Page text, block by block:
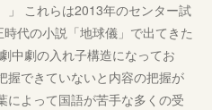
」 これらは2013年のセンター試
代の小説「地球儀」で出てきた
中劇の入れ子構造になってお
握できていないと内容の把握が
によって国語が苦手な多くの受